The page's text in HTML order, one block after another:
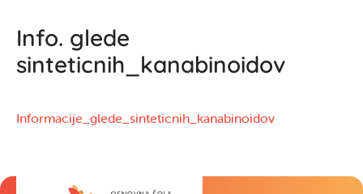
Info. glede
sinteticnih_kanabinoidov
Informacije_glede_sinteticnih_kanabinoidov